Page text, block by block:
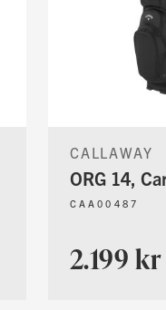
CALLAWAY
ORG 14,
CAA00487
2.199 kr